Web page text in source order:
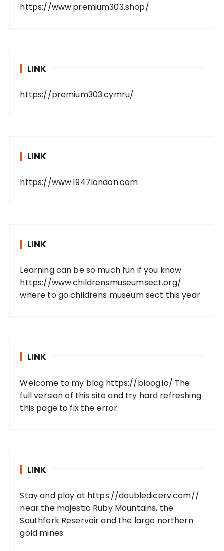
https://www.premium303.shop/
LINK
https://premium303.cymru/
LINK
https://www.1947london.com
LINK
Learning can be so much fun if you know
https://www.childrensmuseumsect.org/
where to go childrens museum sect this year
LINK
Welcome to my blog https://bloog.io/ The
full version of this site and try hard refreshing
this page to fix the error.
LINK
Stay and play at https://doubledicerv.com//
near the majestic Ruby Mountains, the
Southfork Reservoir and the large northern
gold mines